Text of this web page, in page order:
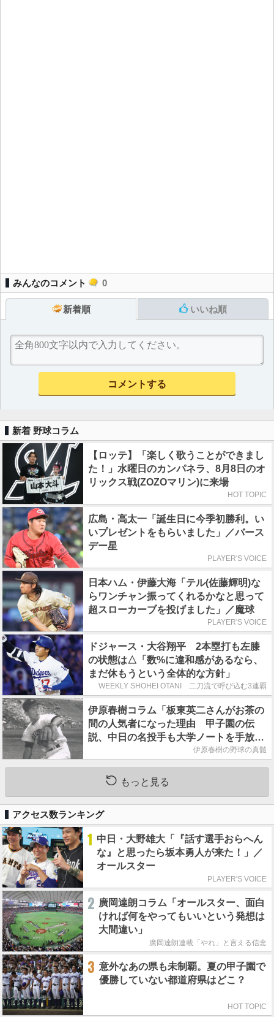
みんなのコメント 0
新着順 いいね順
新着 野球コラム
【ロッテ】「楽しく歌うことができまし
た！」水曜日のカンパネラ、8月8日のオ
リックス戦(ZOZOマリン)に来場
HOT TOPIC
広島・高太一「誕生日に今季初勝利。い
いプレゼントをもらいました」／バース
デー星
PLAYER'S VOICE
日本ハム・伊藤大海「テル(佐藤輝明)な
らワンチャン振ってくれるかなと思って
超スローカーブを投げました」／魔球
PLAYER'S VOICE
ドジャース・大谷翔平 2本塁打も左膝
の状態は△「数%に違和感があるなら、
まだ休もうという全体的な方針」
WEEKLY SHOHEI OTANI 二刀流で呼び込む3連覇
伊原春樹コラム「板東英二さんがお茶の
間の人気者になった理由 甲子園の伝
説、中日の名投手も大学ノートを手放さ
伊原春樹の野球の真髄
もっと見る
アクセス数ランキング
1 中日・大野雄大「『話す選手おらへん
な』と思ったら坂本勇人が来た！」／
オールスター
PLAYER'S VOICE
2 廣岡達朗コラム「オールスター、面白
ければ何をやってもいいという発想は
大間違い」
廣岡達朗連載「やれ」と言える信念
3 意外なあの県も未制覇。夏の甲子園で
優勝していない都道府県はどこ？
HOT TOPIC